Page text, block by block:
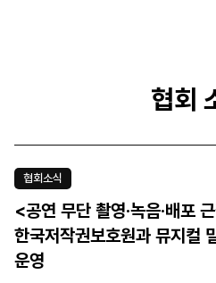
협회
협회소식
<공연 무단 촬영·녹음·배포
한국저작권보호원과 뮤지컬
운영